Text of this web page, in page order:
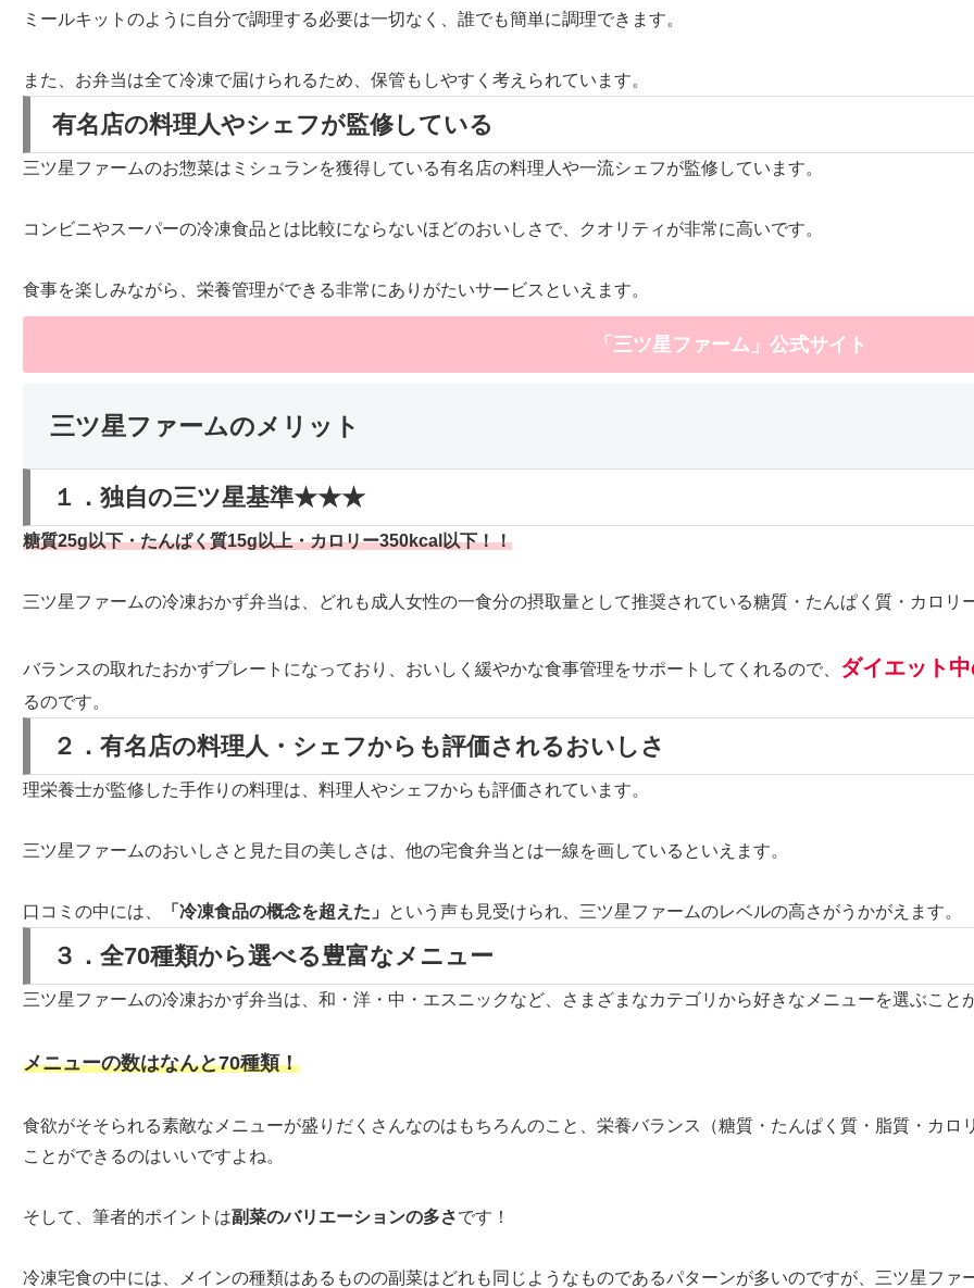
ミールキットのように自分で調理する必要は一切なく、誰でも簡単に調理できます。
また、お弁当は全て冷凍で届けられるため、保管もしやすく考えられています。
有名店の料理人やシェフが監修している
三ツ星ファームのお惣菜はミシュランを獲得している有名店の料理人や一流シェフが監修しています。
コンビニやスーパーの冷凍食品とは比較にならないほどのおいしさで、クオリティが非常に高いです。
食事を楽しみながら、栄養管理ができる非常にありがたいサービスといえます。
「三ツ星ファーム」公式サイト
三ツ星ファームのメリット
１．独自の三ツ星基準★★★
糖質25g以下・たんぱく質15g以上・カロリー350kcal以下！！
三ツ星ファームの冷凍おかず弁当は、どれも成人女性の一食分の摂取量として推奨されている糖質・たんぱく質・カロリ
バランスの取れたおかずプレートになっており、おいしく緩やかな食事管理をサポートしてくれるので、 ダイエット
るのです。
２．有名店の料理人・シェフからも評価されるおいしさ
理栄養士が監修した手作りの料理は、料理人やシェフからも評価されています。
三ツ星ファームのおいしさと見た目の美しさは、他の宅食弁当とは一線を画しているといえます。
口コミの中には、 「冷凍食品の概念を超えた」 という声も見受けられ、三ツ星ファームのレベルの高さがうかがえます。
３．全70種類から選べる豊富なメニュー
三ツ星ファームの冷凍おかず弁当は、和・洋・中・エスニックなど、さまざまなカテゴリから好きなメニューを選ぶこと
メニューの数はなんと70種類！
食欲がそそられる素敵なメニューが盛りだくさんなのはもちろんのこと、栄養バランス（糖質・たんぱく質・脂質・カ
ことができるのはいいですよね。
そして、筆者的ポイントは副菜のバリエーションの多さです！
冷凍宅食の中には、メインの種類はあるものの副菜はどれも同じようなものであるパターンが多いのですが、三ツ星フ